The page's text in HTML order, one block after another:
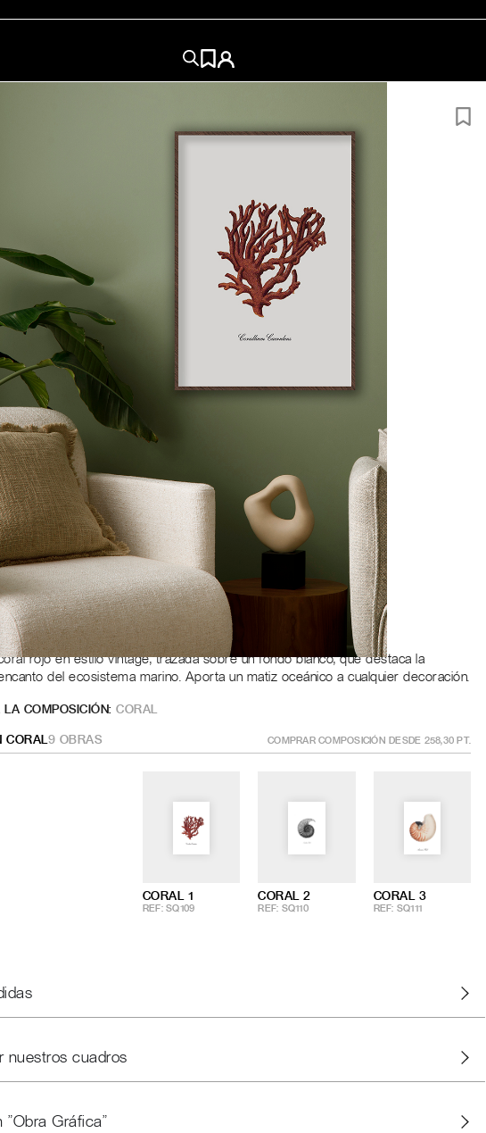
30x30 42x60 50×50 70×100 84x120
Y DISEÑO
Aluminio Nogal Roble
y medida para
marcos
+
REGÍSTRATE PARA AÑADIR AL CARRITO
rojo en estilo vintage, trazada sobre un fondo blanco, que destaca la
del ecosistema marino. Aporta un matiz oceánico a cualquier decoración.
LA COMPOSICIÓN: CORAL
CORAL 9 OBRAS COMPRAR COMPOSICIÓN DESDE 258,30 PT.
CORAL 1
REF: SQ109
CORAL 2
REF: SQ110
CORAL 3
REF: SQ111
nuestros cuadros
"Obra Gráfica"